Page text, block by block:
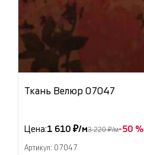
Ткань Велюр 07047
Цена:1 610 ₽/м3 220 ₽/м-50 %
Артикул: 07047